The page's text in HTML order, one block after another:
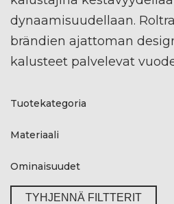
dynaamisuudellaan.
brändien ajattoman
kalusteet palvelevat
Tuotekategoria
Materiaali
Ominaisuudet
TYHJENNÄ FILTTERIT